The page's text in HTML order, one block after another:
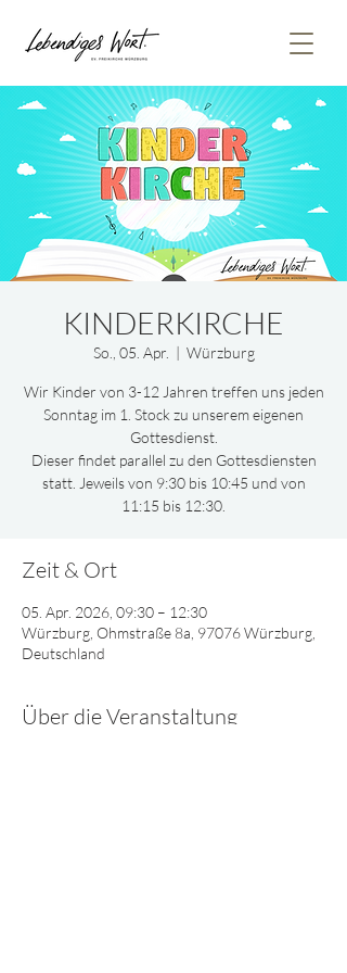
KINDERKIRCHE
So., 05. Apr.
  |
Würzburg
Wir Kinder von 3-12 Jahren treffen uns jeden
Sonntag im 1. Stock zu unserem eigenen
Gottesdienst.
Dieser findet parallel zu den Gottesdiensten
statt. Jeweils von 9:30 bis 10:45 und von
11:15 bis 12:30.
Zeit & Ort
05. Apr. 2026, 09:30 – 12:30
Würzburg, Ohmstraße 8a, 97076 Würzburg,
Deutschland
Über die Veranstaltung